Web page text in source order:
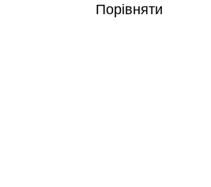
Порівняти